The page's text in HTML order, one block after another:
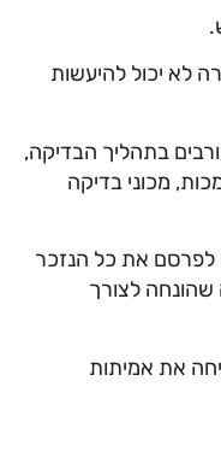
לא יכול להיעשות
בתהליך הבדיקה,
מכוני בדיקה
לפרסם את כל הנזכר
שהונחה לצורך
את אמיתות